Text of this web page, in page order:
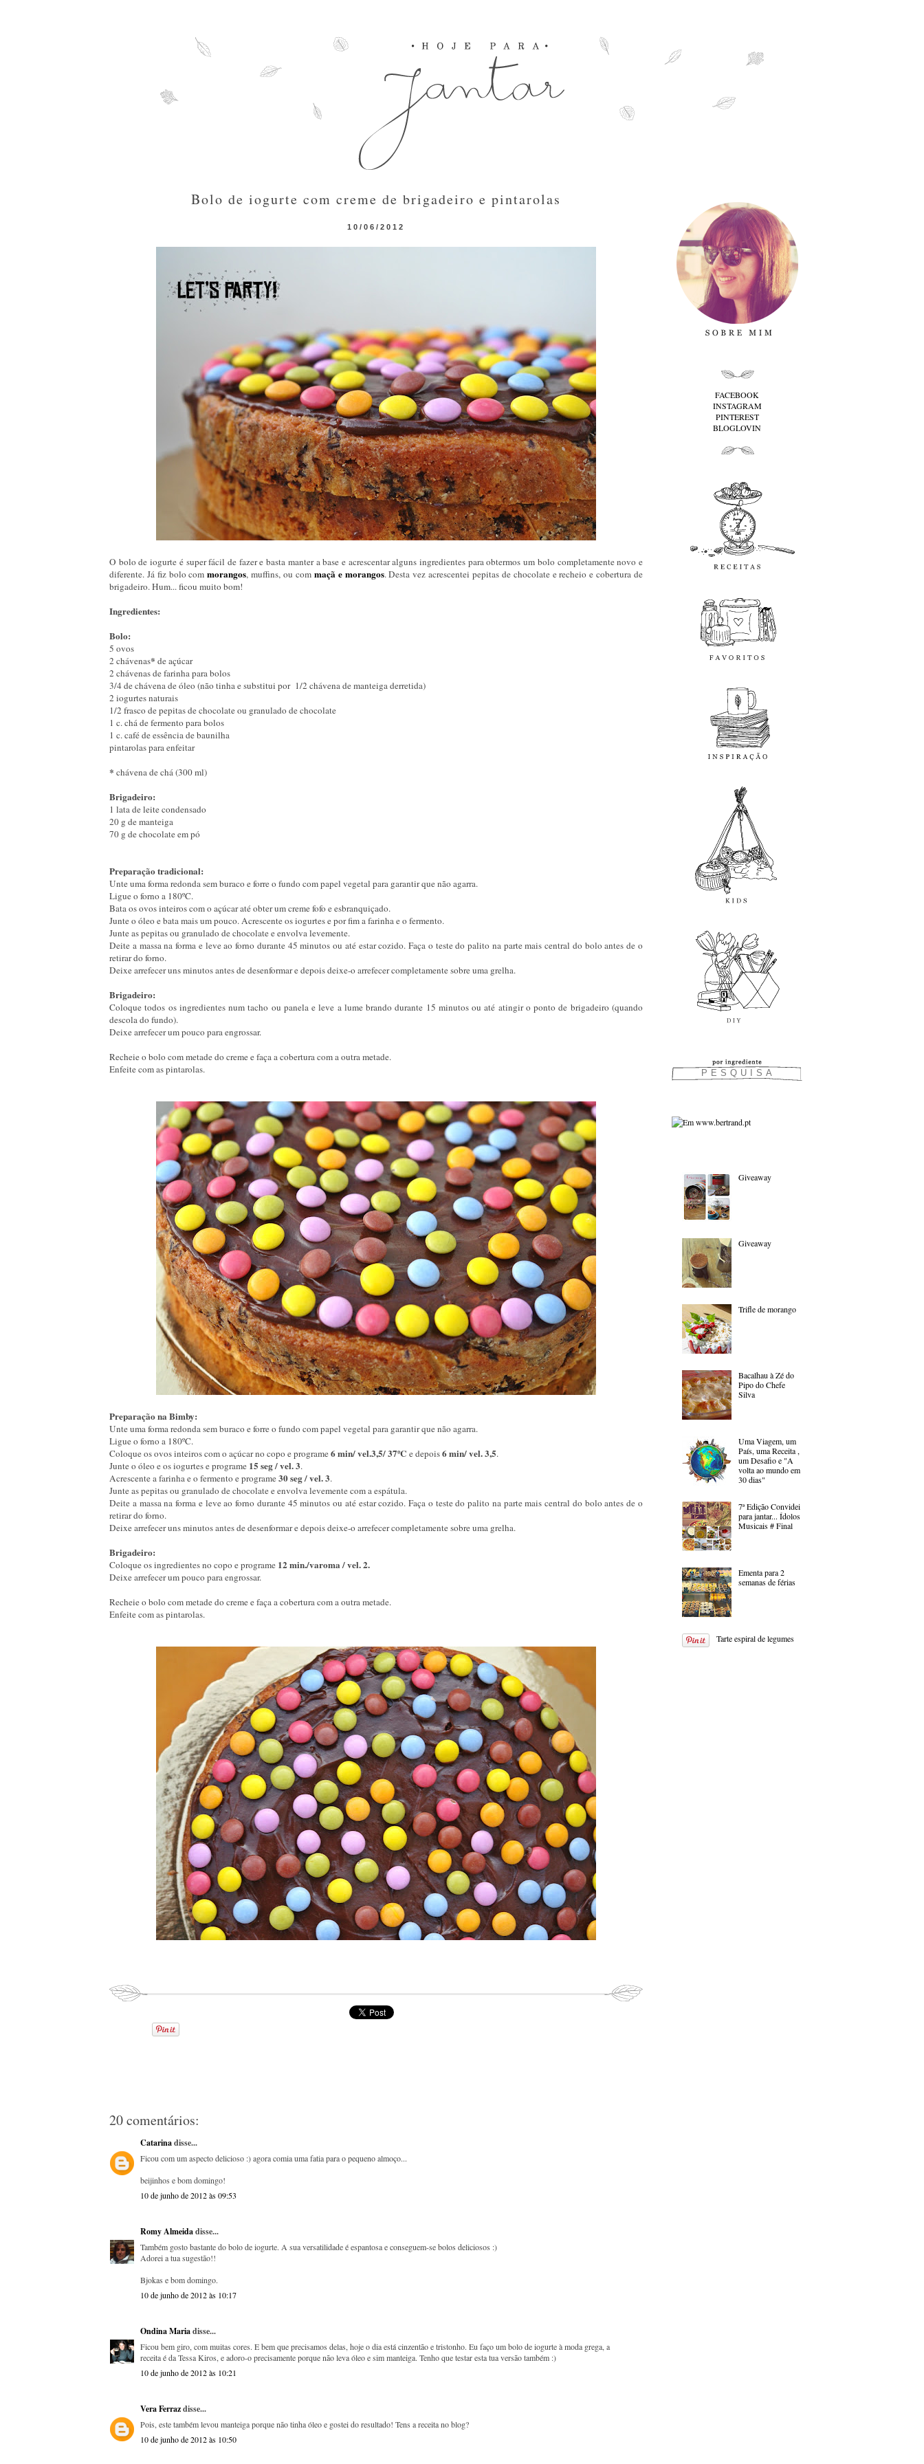
10/06/2012
Bolo de iogurte com creme de brigadeiro e pintarolas
O bolo de iogurte é super fácil de fazer e basta manter a base e acrescentar alguns ingredientes para obtermos um bolo completamente novo e
diferente. Já fiz bolo com morangos, muffins, ou com maçã e morangos. Desta vez acrescentei pepitas de chocolate e recheio e cobertura de
brigadeiro. Hum... ficou muito bom!
Ingredientes:
Bolo:
5 ovos
2 chávenas* de açúcar
2 chávenas de farinha para bolos
3/4 de chávena de óleo (não tinha e substitui por 1/2 chávena de manteiga derretida)
2 iogurtes naturais
1/2 frasco de pepitas de chocolate ou granulado de chocolate
1 c. chá de fermento para bolos
1 c. café de essência de baunilha
pintarolas para enfeitar
* chávena de chá (300 ml)
Brigadeiro:
1 lata de leite condensado
20 g de manteiga
70 g de chocolate em pó
Preparação tradicional:
Unte uma forma redonda sem buraco e forre o fundo com papel vegetal para garantir que não agarra.
Ligue o forno a 180ºC.
Bata os ovos inteiros com o açúcar até obter um creme fofo e esbranquiçado.
Junte o óleo e bata mais um pouco. Acrescente os iogurtes e por fim a farinha e o fermento.
Junte as pepitas ou granulado de chocolate e envolva levemente.
Deite a massa na forma e leve ao forno durante 45 minutos ou até estar cozido. Faça o teste do palito na parte mais central do bolo antes de o
retirar do forno.
Deixe arrefecer uns minutos antes de desenformar e depois deixe-o arrefecer completamente sobre uma grelha.
Brigadeiro:
Coloque todos os ingredientes num tacho ou panela e leve a lume brando durante 15 minutos ou até atingir o ponto de brigadeiro (quando
descola do fundo).
Deixe arrefecer um pouco para engrossar.
Recheie o bolo com metade do creme e faça a cobertura com a outra metade.
Enfeite com as pintarolas.
Preparação na Bimby:
Unte uma forma redonda sem buraco e forre o fundo com papel vegetal para garantir que não agarra.
Ligue o forno a 180ºC.
Coloque os ovos inteiros com o açúcar no copo e programe6 min/ vel.3,5/ 37ºC e depois6 min/ vel. 3,5.
Junte o óleo e os iogurtes e programe 15 seg / vel. 3.
Acrescente a farinha e o fermento e programe30 seg / vel. 3.
Junte as pepitas ou granulado de chocolate e envolva levemente com a espátula.
Deite a massa na forma e leve ao forno durante 45 minutos ou até estar cozido. Faça o teste do palito na parte mais central do bolo antes de o
retirar do forno.
Deixe arrefecer uns minutos antes de desenformar e depois deixe-o arrefecer completamente sobre uma grelha.
Brigadeiro:
Coloque os ingredientes no copo e programe 12 min./varoma / vel. 2.
Deixe arrefecer um pouco para engrossar.
Recheie o bolo com metade do creme e faça a cobertura com a outra metade.
Enfeite com as pintarolas.
20 comentários:
Catarinadisse...
Ficou com um aspecto delicioso :) agora comia uma fatia para o pequeno almoço...
beijinhos e bom domingo!
10 de junho de 2012 às 09:53
Romy Almeidadisse...
Também gosto bastante do bolo de iogurte. A sua versatilidade é espantosa e conseguem-se bolos deliciosos :)
Adorei a tua sugestão!!
Bjokas e bom domingo.
10 de junho de 2012 às 10:17
Ondina Mariadisse...
Ficou bem giro, com muitas cores. E bem que precisamos delas, hoje o dia está cinzentão e tristonho. Eu faço um bolo de iogurte à moda grega, a
receita é da Tessa Kiros, e adoro-o precisamente porque não leva óleo e sim manteiga. Tenho que testar esta tua versão também :)
10 de junho de 2012 às 10:21
Vera Ferrazdisse...
Pois, este também levou manteiga porque não tinha óleo e gostei do resultado! Tens a receita no blog?
10 de junho de 2012 às 10:50
FACEBOOK
INSTAGRAM
PINTEREST
BLOGLOVIN
Giveaway
Giveaway
Trifle de morango
Bacalhau à Zé do
Pipo do Chefe
Silva
Uma Viagem, um
País, uma Receita ,
um Desafio e "A
volta ao mundo em
30 dias"
7ª Edição Convidei
para jantar... Ídolos
Musicais # Final
Ementa para 2
semanas de férias
Tarte espiral de legumes